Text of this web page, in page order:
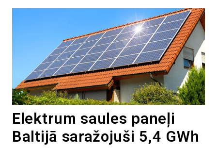
Elektrum saules paneļi
Baltijā saražojuši 5,4 GWh